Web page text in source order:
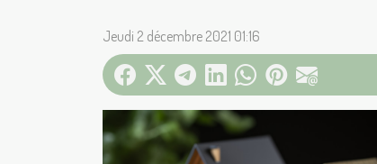
Jeudi 2 décembre 2021 01:16